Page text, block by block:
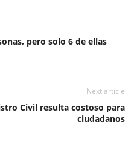
pero solo 6 de ellas
Next article
Civil resulta costoso para
ciudadanos